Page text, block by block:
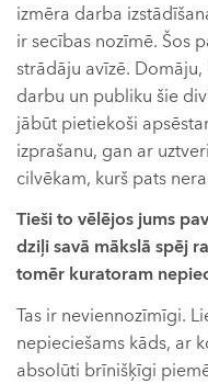
izmēra darba
ir secības nozīmē. Šos
strādāju avīzē.
darbu un publiku šie
jābūt pietiekoši
izprašanu, gan ar
cilvēkam, kurš pats
Tieši to vēlējos jums
dziļi savā mākslā spēj
tomēr kuratoram
Tas ir neviennozīmīgi.
nepieciešams kāds, ar
absolūti brīnišķīgi